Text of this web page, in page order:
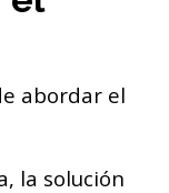
abordar el
la solución